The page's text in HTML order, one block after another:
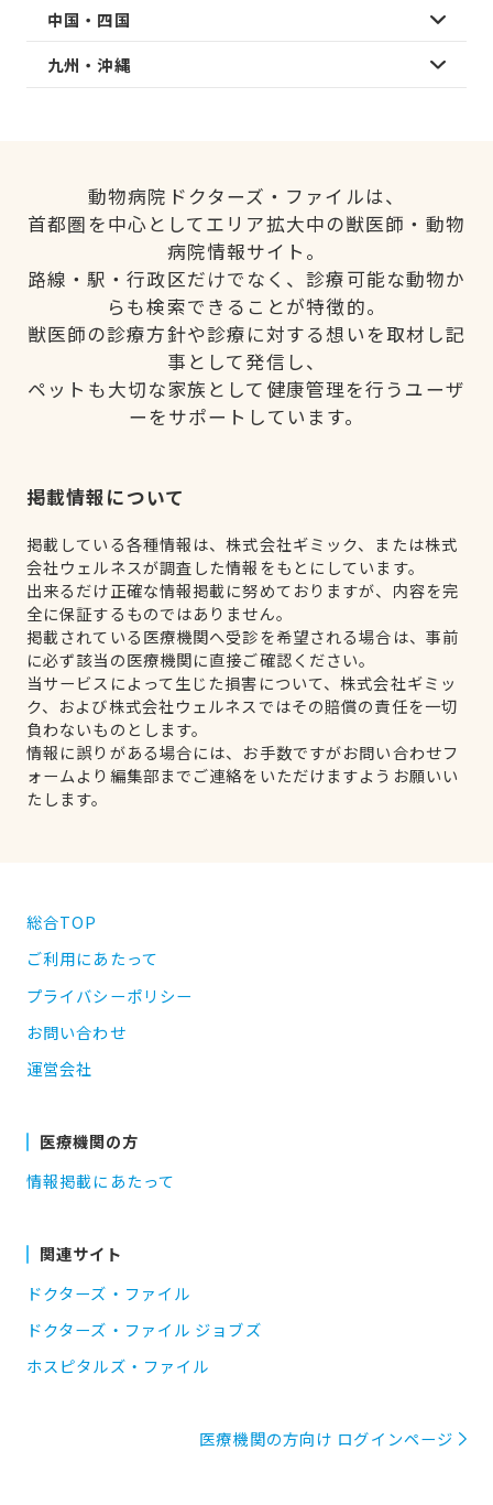
中国・四国
九州・沖縄
動物病院ドクターズ・ファイルは、
首都圏を中心としてエリア拡大中の獣医師・動物
病院情報サイト。
路線・駅・行政区だけでなく、診療可能な動物か
らも検索できることが特徴的。
獣医師の診療方針や診療に対する想いを取材し記
事として発信し、
ペットも大切な家族として健康管理を行うユーザ
ーをサポートしています。
掲載情報について
掲載している各種情報は、株式会社ギミック、または株式
会社ウェルネスが調査した情報をもとにしています。
出来るだけ正確な情報掲載に努めておりますが、内容を完
全に保証するものではありません。
掲載されている医療機関へ受診を希望される場合は、事前
に必ず該当の医療機関に直接ご確認ください。
当サービスによって生じた損害について、株式会社ギミッ
ク、および株式会社ウェルネスではその賠償の責任を一切
負わないものとします。
情報に誤りがある場合には、お手数ですがお問い合わせフ
ォームより編集部までご連絡をいただけますようお願いい
たします。
総合TOP
ご利用にあたって
プライバシーポリシー
お問い合わせ
運営会社
医療機関の方
情報掲載にあたって
関連サイト
ドクターズ・ファイル
ドクターズ・ファイル ジョブズ
ホスピタルズ・ファイル
医療機関の方向け ログインページ